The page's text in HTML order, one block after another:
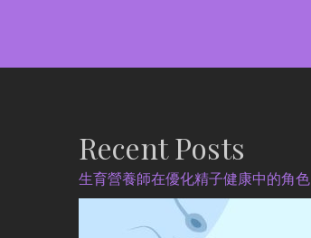
Recent Posts
生育營養師在優化精子健康中的角色